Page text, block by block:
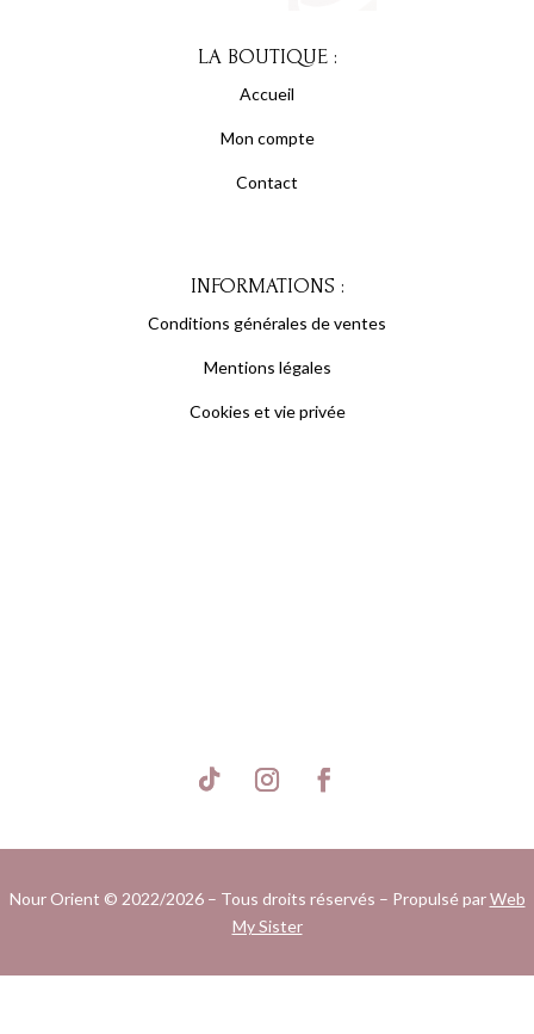
LA BOUTIQUE :
Accueil
Mon compte
Contact
INFORMATIONS :
Conditions générales de ventes
Mentions légales
Cookies et vie privée
Nour Orient © 2022/2026 – Tous droits réservés – Propulsé parWeb
My Sister